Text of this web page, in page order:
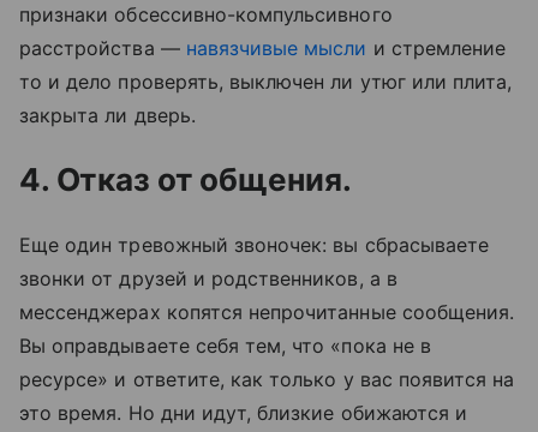
признаки обсессивно-компульсивного
расстройства — навязчивые мысли и стремление
то и дело проверять, выключен ли утюг или плита,
закрыта ли дверь.
4. Отказ от общения.
Еще один тревожный звоночек: вы сбрасываете
звонки от друзей и родственников, а в
мессенджерах копятся непрочитанные сообщения.
Вы оправдываете себя тем, что «пока не в
ресурсе» и ответите, как только у вас появится на
это время. Но дни идут, близкие обижаются и